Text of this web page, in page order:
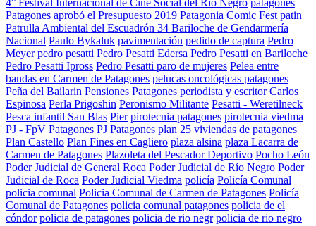
4° Festival Internacional de Cine Social del Río Negro patagones
Patagones aprobó el Presupuesto 2019 Patagonia Comic Fest patin
Patrulla Ambiental del Escuadrón 34 Bariloche de Gendarmería
Nacional Paulo Bykaluk pavimentación pedido de captura Pedro
Meyer pedro pesatti Pedro Pesatti Edersa Pedro Pesatti en Bariloche
Pedro Pesatti Ipross Pedro Pesatti paro de mujeres Pelea entre
bandas en Carmen de Patagones pelucas oncológicas patagones
Peña del Bailarin Pensiones Patagones periodista y escritor Carlos
Espinosa Perla Prigoshin Peronismo Militante Pesatti - Weretilneck
Pesca infantil San Blas Pier pirotecnia patagones pirotecnia viedma
PJ - FpV Patagones PJ Patagones plan 25 viviendas de patagones
Plan Castello Plan Fines en Cagliero plaza alsina plaza Lacarra de
Carmen de Patagones Plazoleta del Pescador Deportivo Pocho León
Poder Judicial de General Roca Poder Judicial de Río Negro Poder
Judicial de Roca Poder Judicial Viedma policía Policía Comunal
policia comunal Policia Comunal de Carmen de Patagones Policía
Comunal de Patagones policia comunal patagones policia de el
cóndor policia de patagones policia de rio negr policia de rio negro